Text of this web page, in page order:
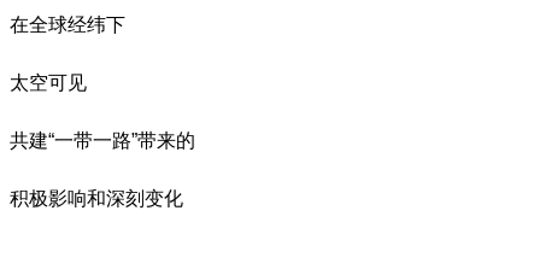
在全球经纬下
太空可见
共建“一带一路”带来的
积极影响和深刻变化